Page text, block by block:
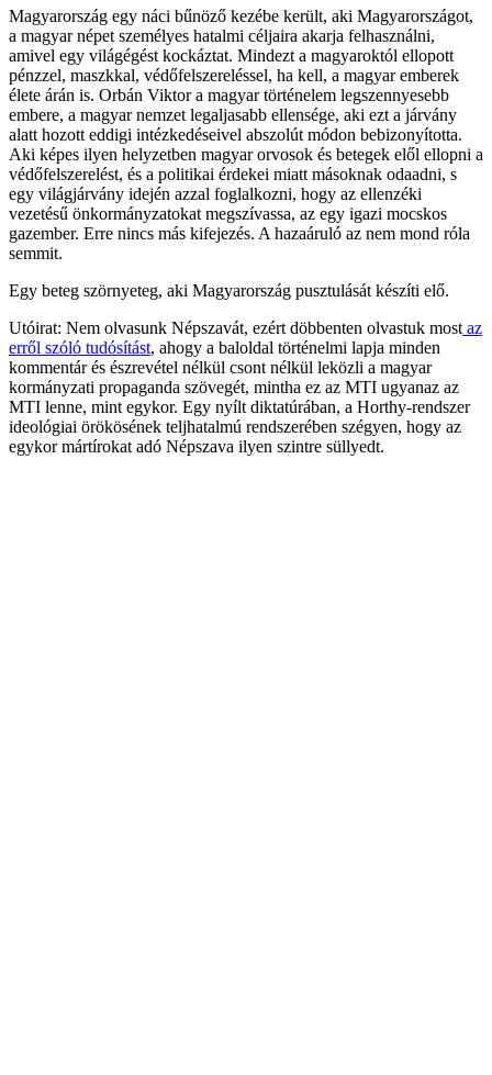
Magyarország egy náci bűnöző kezébe került, aki Magyarországot,
a magyar népet személyes hatalmi céljaira akarja felhasználni,
amivel egy világégést kockáztat. Mindezt a magyaroktól ellopott
pénzzel, maszkkal, védőfelszereléssel, ha kell, a magyar emberek
élete árán is. Orbán Viktor a magyar történelem legszennyesebb
embere, a magyar nemzet legaljasabb ellensége, aki ezt a járvány
alatt hozott eddigi intézkedéseivel abszolút módon bebizonyította.
Aki képes ilyen helyzetben magyar orvosok és betegek elől ellopni a
védőfelszerelést, és a politikai érdekei miatt másoknak odaadni, s
egy világjárvány idején azzal foglalkozni, hogy az ellenzéki
vezetésű önkormányzatokat megszívassa, az egy igazi mocskos
gazember. Erre nincs más kifejezés. A hazaáruló az nem mond róla
semmit.
Egy beteg szörnyeteg, aki Magyarország pusztulását készíti elő.
Utóirat: Nem olvasunk Népszavát, ezért döbbenten olvastuk most az
erről szóló tudósítást, ahogy a baloldal történelmi lapja minden
kommentár és észrevétel nélkül csont nélkül leközli a magyar
kormányzati propaganda szövegét, mintha ez az MTI ugyanaz az
MTI lenne, mint egykor. Egy nyílt diktatúrában, a Horthy-rendszer
ideológiai örökösének teljhatalmú rendszerében szégyen, hogy az
egykor mártírokat adó Népszava ilyen szintre süllyedt.